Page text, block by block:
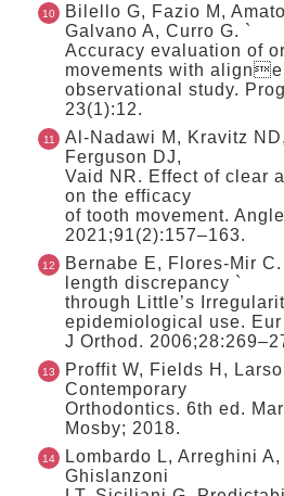
Bilello G, Fazio M,
Galvano A, Curro G. `
Accuracy evaluation of
movements with
observational study.
23(1):12.
Al-Nadawi M, Kravitz
Ferguson DJ,
Vaid NR. Effect of clear
on the efficacy
of tooth movement.
2021;91(2):157–163.
Bernabe E, Flores-Mir
length discrepancy `
through Little’s
epidemiological use. Eur
J Orthod.
Proffit W, Fields H,
Contemporary
Orthodontics. 6th ed.
Mosby; 2018.
Lombardo L, Arreghini
Ghislanzoni